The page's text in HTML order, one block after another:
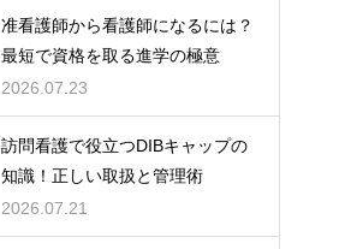
准看護師から看護師になるには？
最短で資格を取る進学の極意
2026.07.23
訪問看護で役立つDIBキャップの
知識！正しい取扱と管理術
2026.07.21